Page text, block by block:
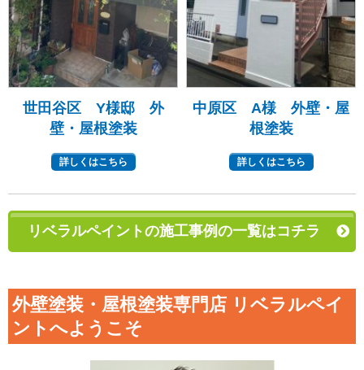
世田谷区 Y様邸 外
壁・屋根塗装
詳しくはこちら
中原区 A様 外壁・屋
根塗装
詳しくはこちら
リベラルペイントの施工事例の一覧はコチラ
外壁塗装・屋根塗装専門店 リベラルペイ
ントへようこそ